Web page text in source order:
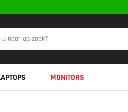
MONITORS